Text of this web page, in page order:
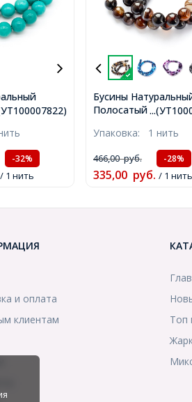
Круглые,
1мм,
нить,
-32%
/ 1 нить
Бусины
Полосатый Агат
Отверстие 1мм,
46шт/37см/нить,
(УТ100011870)
Упаковка: 1 нить
466,00руб. -28%
335,00 руб. / 1 нить
и оплата
клиентам
Топ